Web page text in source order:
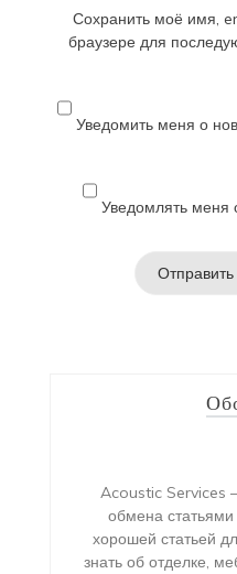
Сохранить моё имя,
браузере для
Уведомить меня о
Уведомлять меня
Acoustic Services
обмена
хорошей статьей
знать об отделке,